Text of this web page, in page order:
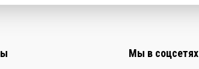
Мы в соцсетях